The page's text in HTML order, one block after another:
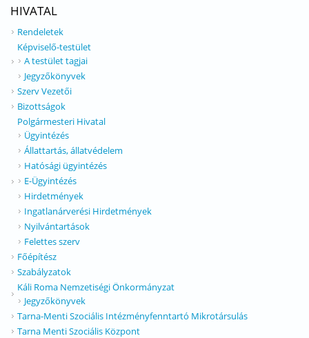
HIVATAL
Rendeletek
Képviselő-testület
A testület tagjai
Jegyzőkönyvek
Szerv Vezetői
Bizottságok
Polgármesteri Hivatal
Ügyintézés
Állattartás, állatvédelem
Hatósági ügyintézés
E-Ügyintézés
Hirdetmények
Ingatlanárverési Hirdetmények
Nyilvántartások
Felettes szerv
Főépítész
Szabályzatok
Káli Roma Nemzetiségi Önkormányzat
Jegyzőkönyvek
Tarna-Menti Szociális Intézményfenntartó Mikrotársulás
Tarna Menti Szociális Központ